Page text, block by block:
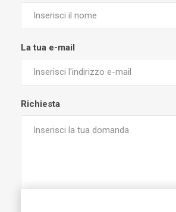
La tua e-mail
Richiesta